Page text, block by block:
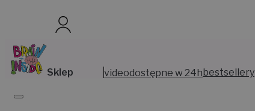
Sklep videodostępne w 24hbestsellery